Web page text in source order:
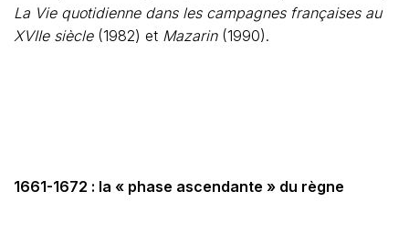
La Vie quotidienne dans les campagnes françaises au
XVIIe siècle(1982) et Mazarin(1990).
1661-1672 : la « phase ascendante » du règne